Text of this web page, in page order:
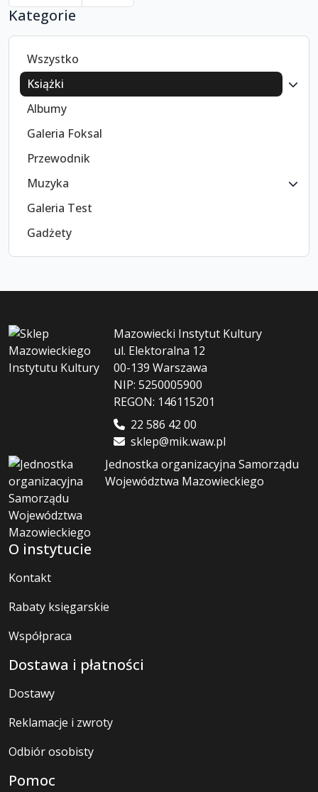
Kategorie
Wszystko
Książki
Albumy
Galeria Foksal
Przewodnik
Muzyka
Galeria Test
Gadżety
Mazowiecki Instytut Kultury
ul. Elektoralna 12
00-139 Warszawa
NIP: 5250005900
REGON: 146115201
22 586 42 00
sklep@mik.waw.pl
Jednostka organizacyjna Samorządu
Województwa Mazowieckiego
O instytucie
Kontakt
Rabaty księgarskie
Współpraca
Dostawa i płatności
Dostawy
Reklamacje i zwroty
Odbiór osobisty
Pomoc